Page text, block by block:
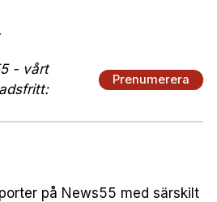
- vårt
Prenumerera
på News55 med särskilt